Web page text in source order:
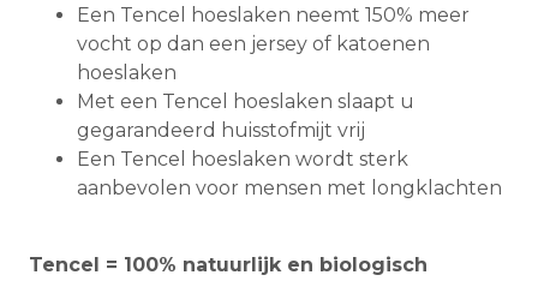
Een Tencel hoeslaken neemt 150% meer
vocht op dan een jersey of katoenen
hoeslaken
Met een Tencel hoeslaken slaapt u
gegarandeerd huisstofmijt vrij
Een Tencel hoeslaken wordt sterk
aanbevolen voor mensen met longklachten
Tencel = 100% natuurlijk en biologisch